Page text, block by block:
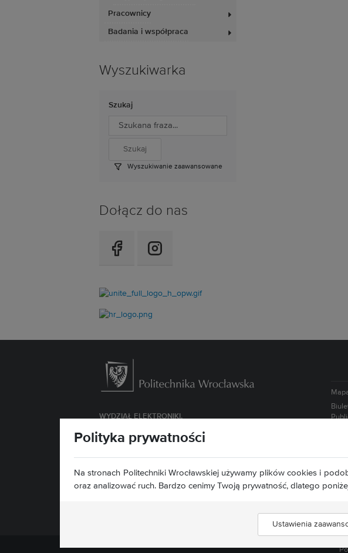
Pracownicy
Badania i współpraca
Wyszukiwarka
Szukaj
Wyszukiwanie zaawansowane
Dołącz do nas
WYDZIAŁ ELEKTRONIKI,
ul. Janiszewskiego 11/17
Deklaracja dostępności »
Polityka prywatności
Na stronach Politechniki Wrocławskiej używamy plików cookies i
oraz analizować ruch. Bardzo cenimy Twoją prywatność, dlatego
Ustawienia